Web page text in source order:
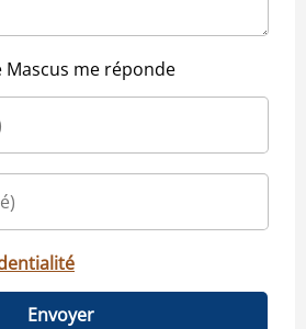
Mascus me réponde
Envoyer